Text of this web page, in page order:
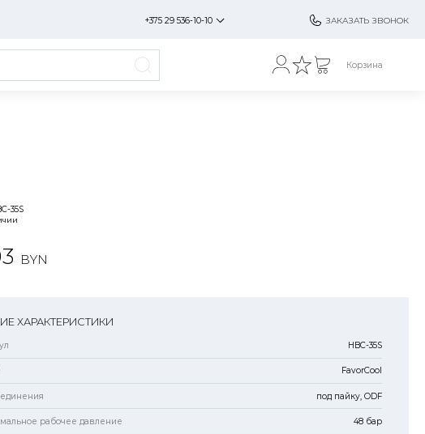
+375 29 536-10-10 ЗАКАЗАТЬ ЗВОНОК
Корзина
35S
BYN
ХАРАКТЕРИСТИКИ
HBC-35S
FavorCool
под пайку, ODF
рабочее давление 48 бар